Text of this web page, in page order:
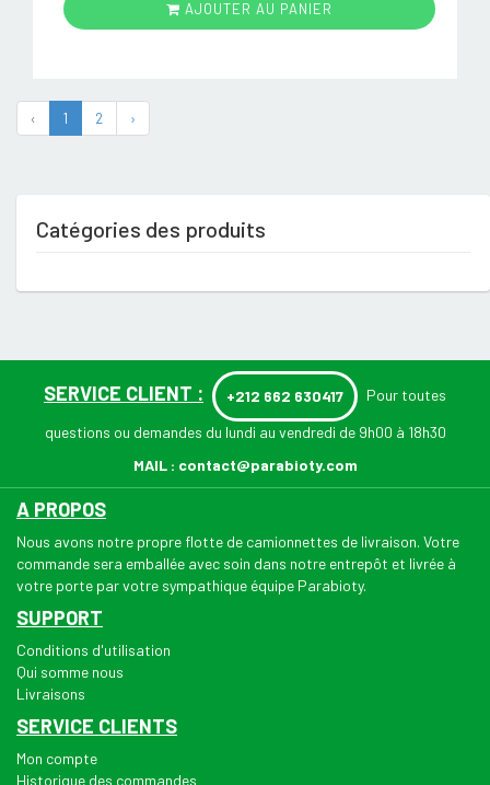
AJOUTER AU PANIER
‹ 1 2 ›
Catégories des produits
SERVICE CLIENT : +212 662 630417 Pour toutes
questions ou demandes du lundi au vendredi de 9h00 à 18h30
MAIL : contact@parabioty.com
A PROPOS
Nous avons notre propre flotte de camionnettes de livraison. Votre
commande sera emballée avec soin dans notre entrepôt et livrée à
votre porte par votre sympathique équipe Parabioty.
SUPPORT
Conditions d'utilisation
Qui somme nous
Livraisons
SERVICE CLIENTS
Mon compte
Historique des commandes